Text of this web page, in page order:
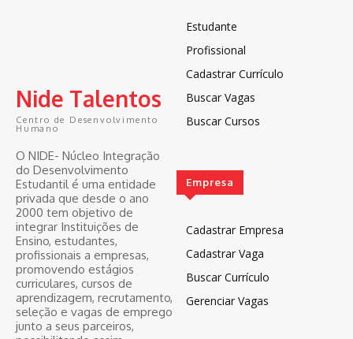
Nide Talentos
Centro de Desenvolvimento
Humano
O NIDE- Núcleo Integração
do Desenvolvimento
Estudantil é uma entidade
privada que desde o ano
2000 tem objetivo de
integrar Instituições de
Ensino, estudantes,
profissionais a empresas,
promovendo estágios
curriculares, cursos de
aprendizagem, recrutamento,
seleção e vagas de emprego
junto a seus parceiros,
Estudante
Profissional
Cadastrar Currículo
Buscar Vagas
Buscar Cursos
Empresa
Cadastrar Empresa
Cadastrar Vaga
Buscar Currículo
Gerenciar Vagas